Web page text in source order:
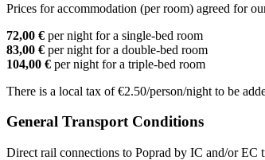
Prices for accommodation (per room) agreed for
72,00 € per night for a single-bed room
83,00 € per night for a double-bed room
104,00 € per night for a triple-bed room
There is a local tax of €2.50/person/night to be
General Transport Conditions
Direct rail connections to Poprad by IC and/or EC